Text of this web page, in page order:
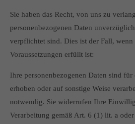
Sie haben das Recht, von uns zu
personenbezogenen Daten
verpflichtet sind. Dies ist der Fall, wenn
Voraussetzungen erfüllt ist:
Ihre personenbezogenen Daten sind
erhoben oder auf sonstige Weise
notwendig. Sie widerrufen Ihre
Verarbeitung gemäß Art. 6 (1) lit. a